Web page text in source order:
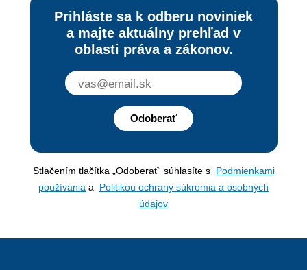
Prihláste sa k odberu noviniek
a majte aktuálny prehľad v
oblasti práva a zákonov.
Odoberať
Stlačením tlačítka „Odoberať“ súhlasíte s Podmienkami
používania a Politikou ochrany súkromia a osobných
údajov